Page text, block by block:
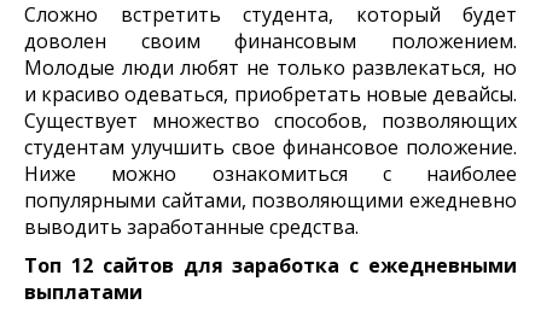
Сложно встретить студента, который будет
доволен своим финансовым положением.
Молодые люди любят не только развлекаться, но
и красиво одеваться, приобретать новые девайсы.
Существует множество способов, позволяющих
студентам улучшить свое финансовое положение.
Ниже можно ознакомиться с наиболее
популярными сайтами, позволяющими ежедневно
выводить заработанные средства.
Топ 12 сайтов для заработка с ежедневными
выплатами